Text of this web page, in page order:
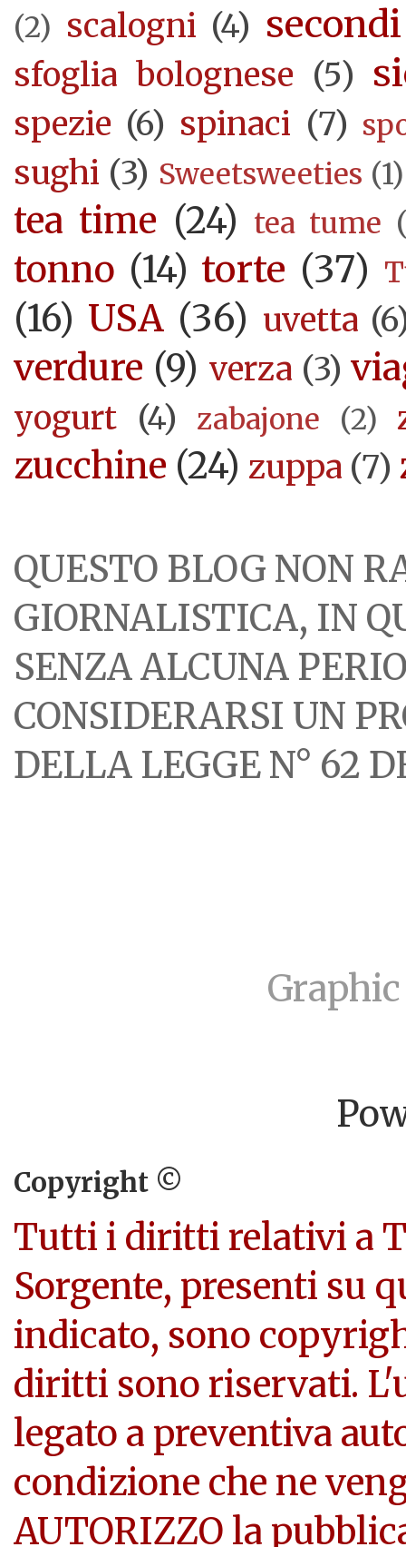
(2) scalogni (4) secondi
sfoglia bolognese (5)
spezie (6) spinaci (7)
sughi (3) Sweetsweeties (1)
tea time (24) tea tume
tonno (14) torte (37)
(16) USA (36) uvetta
verdure (9) verza (3)
yogurt (4) zabajone (2)
zucchine (24) zuppa (7)
QUESTO BLOG NON
GIORNALISTICA, IN
SENZA ALCUNA
CONSIDERARSI UN
DELLA LEGGE N° 62
Copyright ©
Tutti i diritti relativi a
Sorgente, presenti su
indicato, sono
diritti sono riservati.
legato a preventiva
condizione che ne
AUTORIZZO la